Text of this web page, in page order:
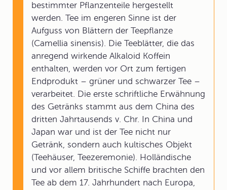
bestimmter Pflanzenteile hergestellt
werden. Tee im engeren Sinne ist der
Aufguss von Blättern der Teepflanze
(Camellia sinensis). Die Teeblätter, die das
anregend wirkende Alkaloid Koffein
enthalten, werden vor Ort zum fertigen
Endprodukt – grüner und schwarzer Tee –
verarbeitet. Die erste schriftliche Erwähnung
des Getränks stammt aus dem China des
dritten Jahrtausends v. Chr. In China und
Japan war und ist der Tee nicht nur
Getränk, sondern auch kultisches Objekt
(Teehäuser, Teezeremonie). Holländische
und vor allem britische Schiffe brachten den
Tee ab dem 17. Jahrhundert nach Europa,